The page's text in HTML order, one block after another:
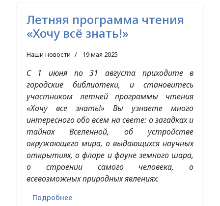
Летняя программа чтения
«Хочу всё знать!»
Наши новости 19 мая 2025
С 1 июня по 31 августа приходите в
городские библиотеки, и становитесь
участником летней программы чтения
«Хочу все знать!» Вы узнаете много
интересного обо всем на свете: о загадках и
тайнах Вселенной, об устройстве
окружающего мира, о выдающихся научных
открытиях, о флоре и фауне земного шара,
о строении самого человека, о
всевозможных природных явлениях.
Подробнее